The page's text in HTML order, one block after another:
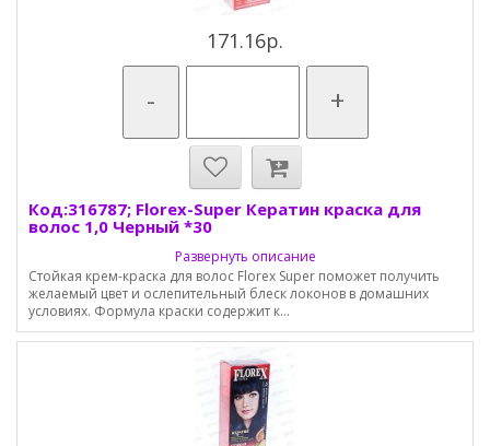
171.16р.
- +
Код:316787; Florex-Super Кератин краска для
волос 1,0 Черный *30
Развернуть описание
Стойкая крем-краска для волос Florex Super поможет получить
желаемый цвет и ослепительный блеск локонов в домашних
условиях. Формула краски содержит к...